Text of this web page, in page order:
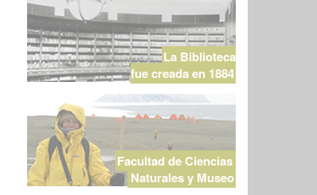
La Biblioteca
fue creada en 1884
Facultad de Ciencias
Naturales y Museo